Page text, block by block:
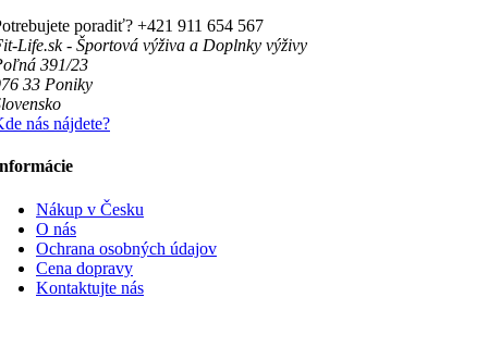
poradiť? +421 911 654 567
Life.sk - Športová výživa a Doplnky výživy
391/23
33 Poniky
nás nájdete?
Nákup v Česku
O nás
Ochrana osobných údajov
Cena dopravy
Kontaktujte nás